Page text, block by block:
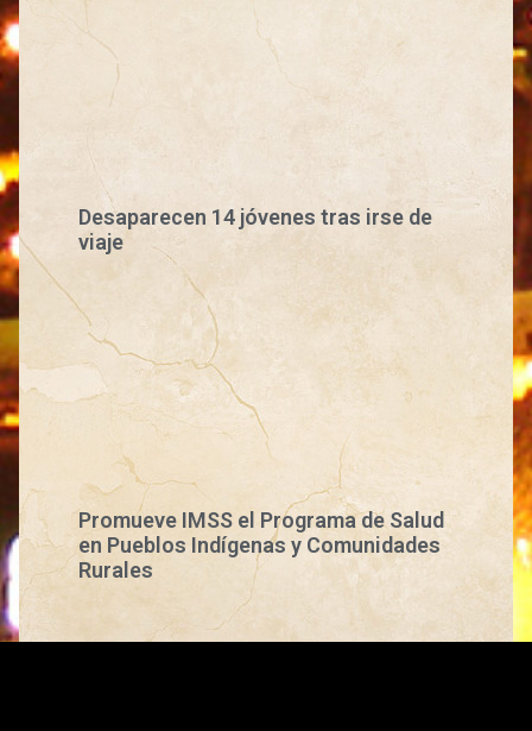
Desaparecen 14 jóvenes tras irse de
viaje
Promueve IMSS el Programa de Salud
en Pueblos Indígenas y Comunidades
Rurales